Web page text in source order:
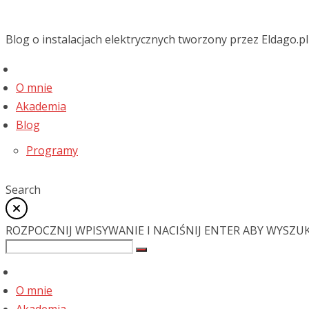
Blog o instalacjach elektrycznych tworzony przez Eldago.pl
O mnie
Akademia
Blog
Programy
Search
ROZPOCZNIJ WPISYWANIE I NACIŚNIJ ENTER ABY
O mnie